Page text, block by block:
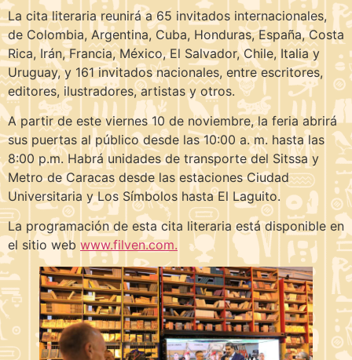
La cita literaria reunirá a 65 invitados internacionales,
de Colombia, Argentina, Cuba, Honduras, España, Costa
Rica, Irán, Francia, México, El Salvador, Chile, Italia y
Uruguay, y 161 invitados nacionales, entre escritores,
editores, ilustradores, artistas y otros.
A partir de este viernes 10 de noviembre, la feria abrirá
sus puertas al público desde las 10:00 a. m. hasta las
8:00 p.m. Habrá unidades de transporte del Sitssa y
Metro de Caracas desde las estaciones Ciudad
Universitaria y Los Símbolos hasta El Laguito.
La programación de esta cita literaria está disponible en
el sitio web www.filven.com.